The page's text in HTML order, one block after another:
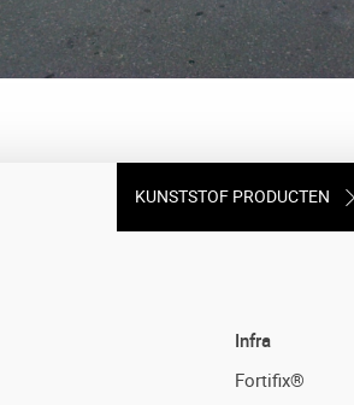
KUNSTSTOF PRODUCTEN
Infra
Fortifix®